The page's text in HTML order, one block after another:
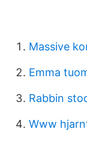
Massive
Emma
Rabbin
Www